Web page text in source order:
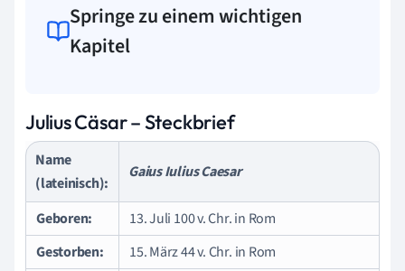
Springe zu einem wichtigen
Kapitel
Julius Cäsar – Steckbrief
Name
(lateinisch):
Gaius Iulius Caesar
Geboren:
13. Juli 100 v. Chr. in Rom
Gestorben:
15. März 44 v. Chr. in Rom